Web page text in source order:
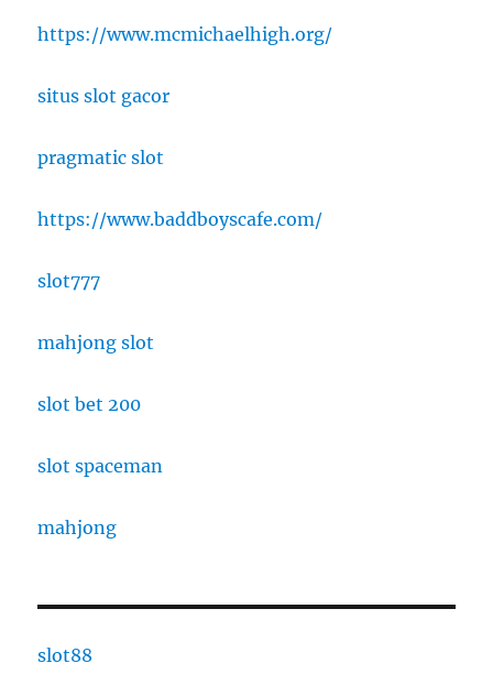
https://www.mcmichaelhigh.org/
situs slot gacor
pragmatic slot
https://www.baddboyscafe.com/
slot777
mahjong slot
slot bet 200
slot spaceman
mahjong
slot88